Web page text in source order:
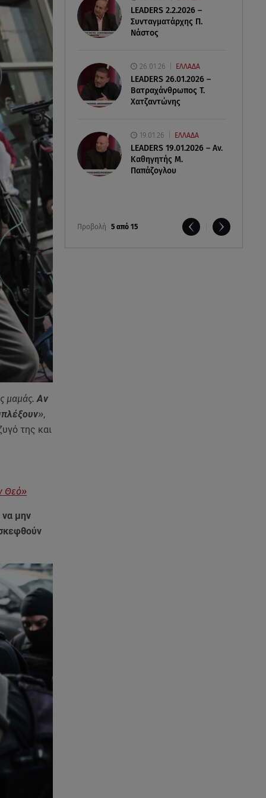
LEADERS 2.2.2026 –
Συνταγματάρχης Π.
Νάστος
26.01.26 ΕΛΛΑΔΑ
LEADERS 26.01.2026 –
Βατραχάνθρωπος Τ.
Χατζαντώνης
19.01.26 ΕΛΛΑΔΑ
LEADERS 19.01.2026 – Αν.
Καθηγητής Μ.
Παπάζογλου
Προβολή 5 από 15
μαμάς.Αν
»,
της και
Θεό»
να μην